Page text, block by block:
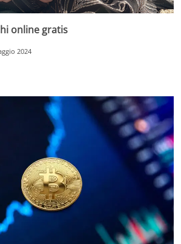
online gratis
2024